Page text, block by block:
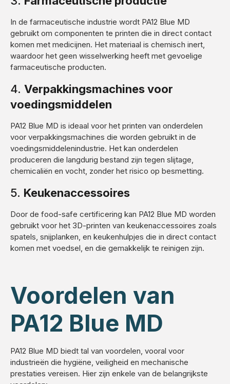
In de farmaceutische industrie wordt PA12 Blue MD
gebruikt om componenten te printen die in direct contact
komen met medicijnen. Het materiaal is chemisch inert,
waardoor het geen wisselwerking heeft met gevoelige
farmaceutische producten.
4. Verpakkingsmachines voor
voedingsmiddelen
PA12 Blue MD is ideaal voor het printen van onderdelen
voor verpakkingsmachines die worden gebruikt in de
voedingsmiddelenindustrie. Het kan onderdelen
produceren die langdurig bestand zijn tegen slijtage,
chemicaliën en vocht, zonder het risico op besmetting.
5. Keukenaccessoires
Door de food-safe certificering kan PA12 Blue MD worden
gebruikt voor het 3D-printen van keukenaccessoires zoals
spatels, snijplanken, en keukenhulpjes die in direct contact
komen met voedsel, en die gemakkelijk te reinigen zijn.
Voordelen van
PA12 Blue MD
PA12 Blue MD biedt tal van voordelen, vooral voor
industrieën die hygiëne, veiligheid en mechanische
prestaties vereisen. Hier zijn enkele van de belangrijkste